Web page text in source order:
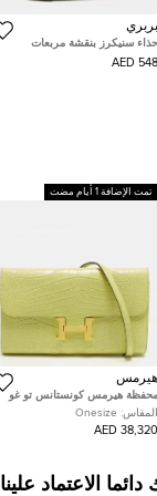
بربري
حذاء سنيكرز بنقشة مربعات
هاوس قماش بني بربري مقاس
548 AED
تمت الإضافة 1 أيام مضت
هيرمس
محفظة هيرمس كونستانس تو غو
جلد إبسوم إيتوب
المقاس: Onesize
38,320 AED
الاعتماد علينا